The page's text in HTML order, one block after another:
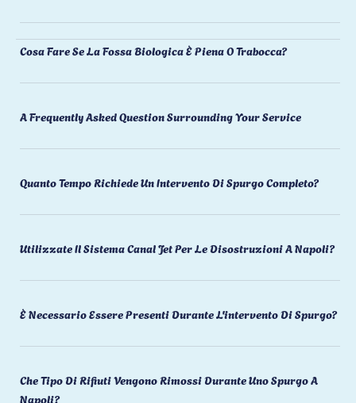
Cosa Fare Se La Fossa Biologica È Piena O Trabocca?
A Frequently Asked Question Surrounding Your Service
Quanto Tempo Richiede Un Intervento Di Spurgo Completo?
Utilizzate Il Sistema Canal Jet Per Le Disostruzioni A Napoli?
È Necessario Essere Presenti Durante L'intervento Di Spurgo?
Che Tipo Di Rifiuti Vengono Rimossi Durante Uno Spurgo A
Napoli?